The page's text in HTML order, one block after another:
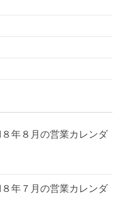
年８月の営業カレンダ
年７月の営業カレンダ